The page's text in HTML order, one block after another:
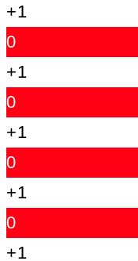
+1
0
+1
0
+1
0
+1
0
+1